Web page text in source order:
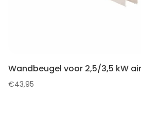
Wandbeugel voor 2,5/3,5 kW
€43,95